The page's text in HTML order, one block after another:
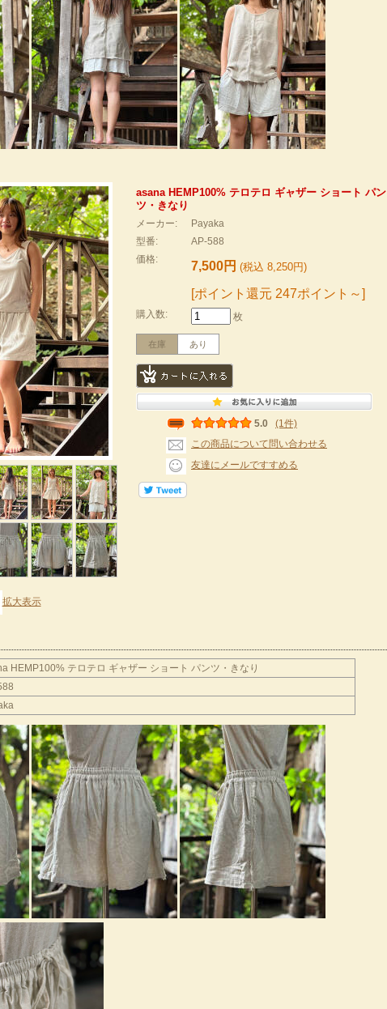
拡大表示
asana HEMP100% テロテロ ギャザー ショート パン
ツ・きなり
メーカー:
Payaka
型番:
AP-588
価格:
7,500円 (税込 8,250円)
[ポイント還元 247ポイント～]
購入数: 枚
在庫 あり
5.0
(1件)
この商品について問い合わせる
友達にメールですすめる
HEMP100% テロテロ ギャザー ショート パンツ・きなり